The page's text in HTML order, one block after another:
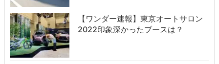
【ワンダー速報】東京オートサロン
2022印象深かったブースは？